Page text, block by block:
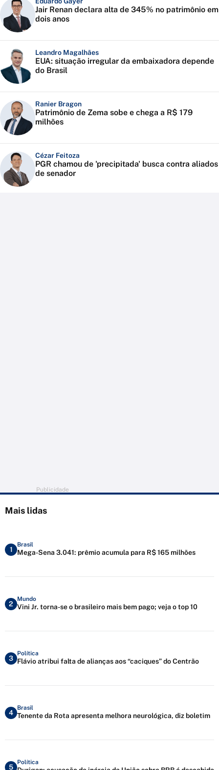
Jair Renan declara alta de 345% no patrimônio em
dois anos
Leandro Magalhães
EUA: situação irregular da embaixadora depende
do Brasil
Ranier Bragon
Patrimônio de Zema sobe e chega a R$ 179
milhões
Cézar Feitoza
PGR chamou de 'precipitada' busca contra aliados
de senador
Publicidade
Mais lidas
1
Brasil
Mega-Sena 3.041: prêmio acumula para R$ 165 milhões
2
Mundo
Vini Jr. torna-se o brasileiro mais bem pago; veja o top 10
3
Política
Flávio atribui falta de alianças aos “caciques” do Centrão
4
Brasil
Tenente da Rota apresenta melhora neurológica, diz boletim
5
Política